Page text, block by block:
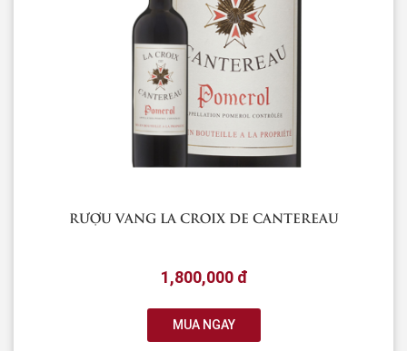
RƯỢU VANG LA CROIX DE CANTEREAU
1,800,000 đ
MUA NGAY